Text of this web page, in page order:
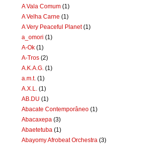
A Vala Comum (1)
A Velha Carne (1)
A Very Peaceful Planet (1)
a_omori (1)
A-Ok (1)
A-Tros (2)
A.K.A.G. (1)
a.m.t. (1)
A.X.L.
(1)
AB.DU (1)
Abacate Contemporâneo (1)
Abacaxepa (3)
Abaetetuba (1)
Abayomy Afrobeat Orchestra (3)